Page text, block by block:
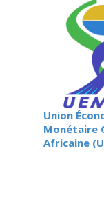
Union
Monétaire
Africaine